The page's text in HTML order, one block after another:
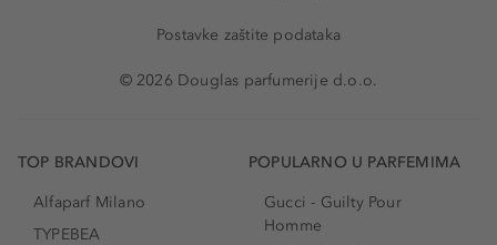
Postavke zaštite podataka
© 2026 Douglas parfumerije d.o.o.
TOP BRANDOVI
Alfaparf Milano
TYPEBEA
POPULARNO U PARFEMIMA
Gucci - Guilty Pour
Homme